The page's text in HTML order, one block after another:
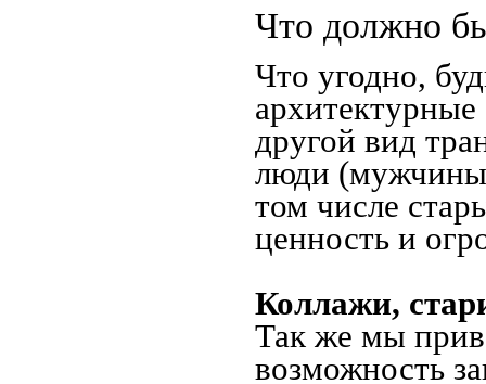
Что должно
Что угодно,
другой вид
люди
том числе
ценность и
Коллажи,
Так же мы
возможность